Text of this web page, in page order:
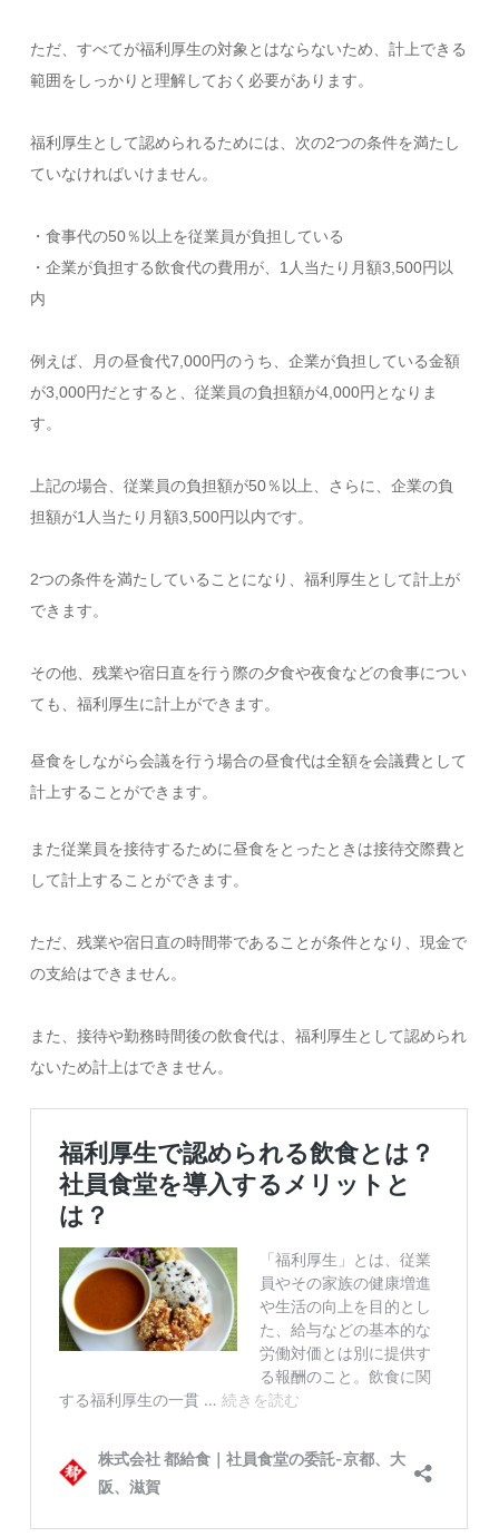
ただ、すべてが福利厚生の対象とはならないため、計上できる
範囲をしっかりと理解しておく必要があります。
福利厚生として認められるためには、次の2つの条件を満たし
ていなければいけません。
・食事代の50％以上を従業員が負担している
・企業が負担する飲食代の費用が、1人当たり月額3,500円以
内
例えば、月の昼食代7,000円のうち、企業が負担している金額
が3,000円だとすると、従業員の負担額が4,000円となりま
す。
上記の場合、従業員の負担額が50％以上、さらに、企業の負
担額が1人当たり月額3,500円以内です。
2つの条件を満たしていることになり、福利厚生として計上が
できます。
その他、残業や宿日直を行う際の夕食や夜食などの食事につい
ても、福利厚生に計上ができます。
昼食をしながら会議を行う場合の昼食代は全額を会議費として
計上することができます。
また従業員を接待するために昼食をとったときは接待交際費と
して計上することができます。
ただ、残業や宿日直の時間帯であることが条件となり、現金で
の支給はできません。
また、接待や勤務時間後の飲食代は、福利厚生として認められ
ないため計上はできません。